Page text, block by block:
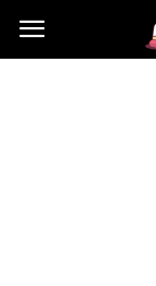
Aortamag.pl